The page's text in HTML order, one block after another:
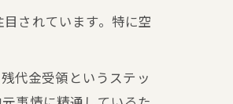
されています。特に空
代金受領というステッ